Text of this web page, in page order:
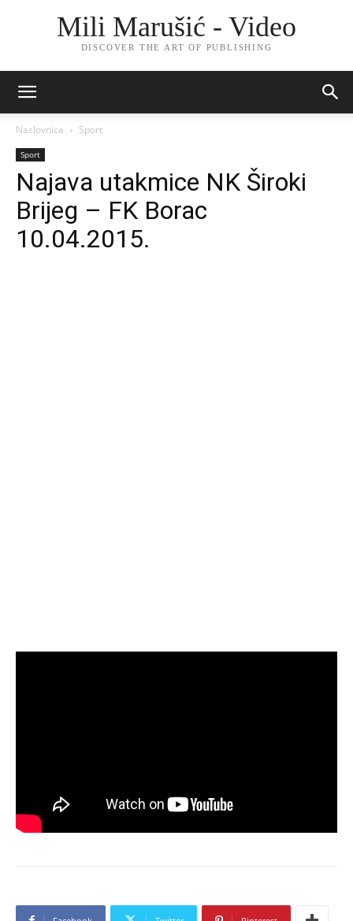
Mili Marušić - Video
DISCOVER THE ART OF PUBLISHING
Naslovnica Sport
Sport
Najava utakmice NK Široki
Brijeg – FK Borac
10.04.2015.